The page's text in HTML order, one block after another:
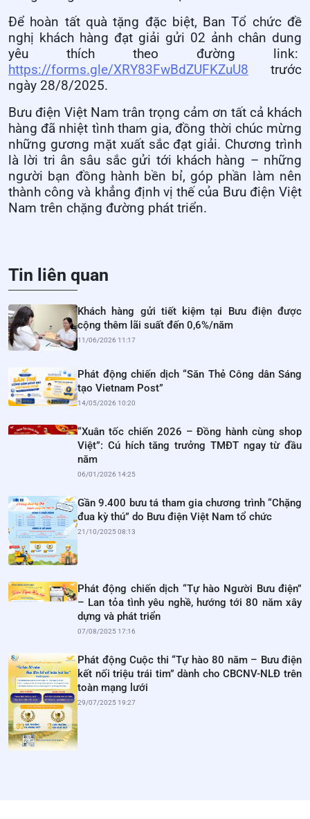
Để hoàn tất quà tặng đặc biệt, Ban Tổ chức đề
nghị khách hàng đạt giải gửi 02 ảnh chân dung
yêu thích theo đường link:
https://forms.gle/XRY83FwBdZUFKZuU8 trước
ngày 28/8/2025.
Bưu điện Việt Nam trân trọng cảm ơn tất cả khách
hàng đã nhiệt tình tham gia, đồng thời chúc mừng
những gương mặt xuất sắc đạt giải. Chương trình
là lời tri ân sâu sắc gửi tới khách hàng – những
người bạn đồng hành bền bỉ, góp phần làm nên
thành công và khẳng định vị thế của Bưu điện Việt
Nam trên chặng đường phát triển.
Tin liên quan
Khách hàng gửi tiết kiệm tại Bưu điện được
cộng thêm lãi suất đến 0,6%/năm
11/06/2026 11:17
Phát động chiến dịch “Săn Thẻ Công dân Sáng
tạo Vietnam Post”
14/05/2026 10:20
“Xuân tốc chiến 2026 – Đồng hành cùng shop
Việt”: Cú hích tăng trưởng TMĐT ngay từ đầu
năm
06/01/2026 14:25
Gần 9.400 bưu tá tham gia chương trình “Chặng
đua kỳ thú” do Bưu điện Việt Nam tổ chức
21/10/2025 08:13
Phát động chiến dịch “Tự hào Người Bưu điện”
– Lan tỏa tình yêu nghề, hướng tới 80 năm xây
dựng và phát triển
07/08/2025 17:16
Phát động Cuộc thi “Tự hào 80 năm – Bưu điện
kết nối triệu trái tim” dành cho CBCNV-NLĐ trên
toàn mạng lưới
29/07/2025 19:27